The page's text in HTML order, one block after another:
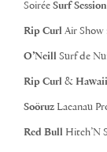
Soirée Surf Session
Rip Curl Air Show
O’Neill Surf de
Rip Curl &
Soöruz Lacanau
Red Bull Hitch’N